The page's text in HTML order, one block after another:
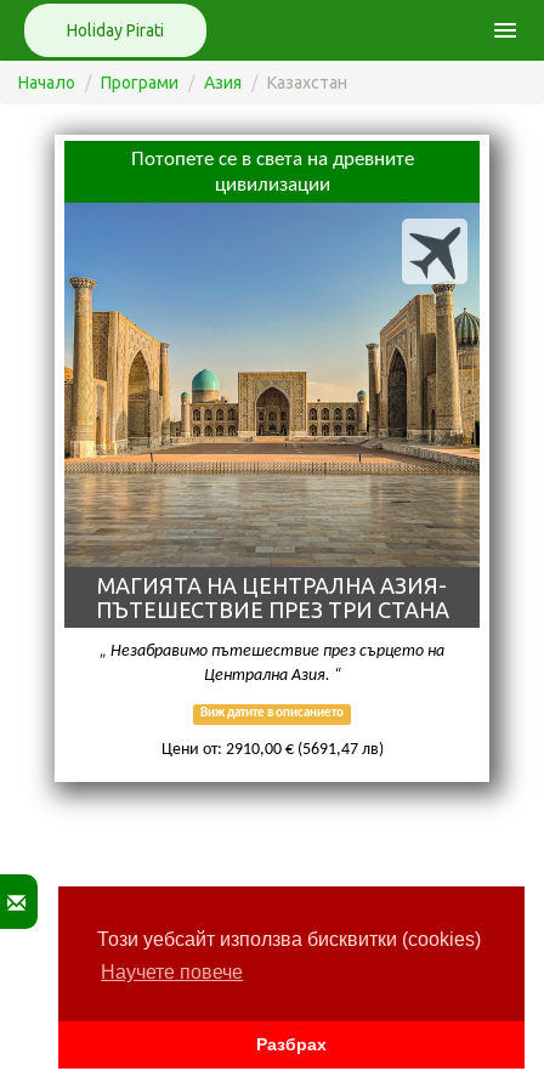
Този уебсайт използва бисквитки (cookies)
Научете повече
Разбрах
Holiday Pirati menu
Начало Програми Азия Казахстан
Потопете се в света на древните
цивилизации
МАГИЯТА НА ЦЕНТРАЛНА АЗИЯ-
ПЪТЕШЕСТВИЕ ПРЕЗ ТРИ СТАНА
Незабравимо пътешествие през сърцето на
Централна Азия.
Виж датите в описанието
Цени от: 2910,00 € (5691,47 лв)